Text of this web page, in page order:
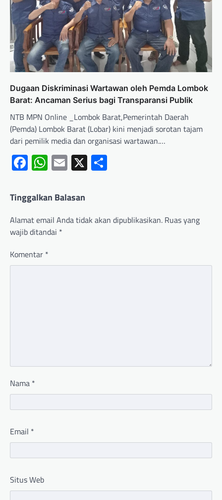
Dugaan Diskriminasi Wartawan oleh Pemda Lombok
Barat: Ancaman Serius bagi Transparansi Publik
NTB MPN Online _Lombok Barat,Pemerintah Daerah
(Pemda) Lombok Barat (Lobar) kini menjadi sorotan tajam
dari pemilik media dan organisasi wartawan.…
Facebook
WhatsApp
Email
X
Tinggalkan Balasan
Alamat email Anda tidak akan dipublikasikan. Ruas yang
wajib ditandai *
Komentar *
Nama *
Email *
Situs Web